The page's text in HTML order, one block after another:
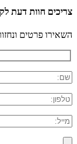
צריכים חוות דעת
השאירו פרטים